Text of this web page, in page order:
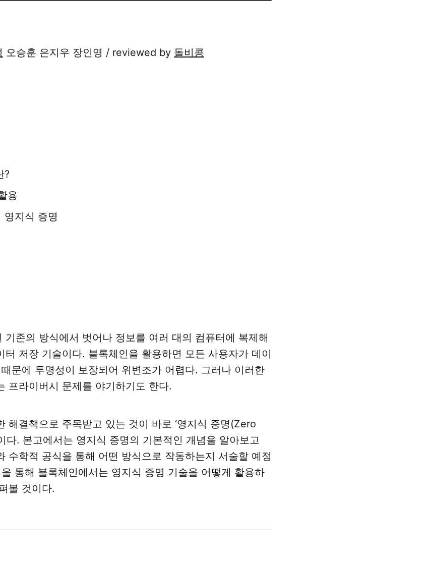
오승훈 은지우 장인영 / reviewed by 돌비콩
?
용
영지식 증명
기존의 방식에서 벗어나 정보를 여러 대의 컴퓨터에 복제해
터 저장 기술이다. 블록체인을 활용하면 모든 사용자가 데이
문에 투명성이 보장되어 위변조가 어렵다. 그러나 이러한
프라이버시 문제를 야기하기도 한다.
해결책으로 주목받고 있는 것이 바로 ‘영지식 증명(Zero
다. 본고에서는 영지식 증명의 기본적인 개념을 알아보고
수학적 공식을 통해 어떤 방식으로 작동하는지 서술할 예정
통해 블록체인에서는 영지식 증명 기술을 어떻게 활용하
볼 것이다.